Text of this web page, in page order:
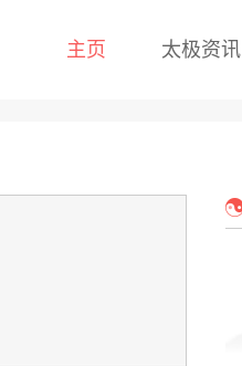
主页 太极资讯